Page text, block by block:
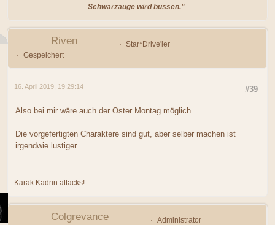
Schwarzauge wird büssen."
Riven
Star*Drive'ler
Gespeichert
#39
16. April 2019, 19:29:14
Also bei mir wäre auch der Oster Montag möglich.
Die vorgefertigten Charaktere sind gut, aber selber machen ist
irgendwie lustiger.
Karak Kadrin attacks!
Colgrevance
Administrator